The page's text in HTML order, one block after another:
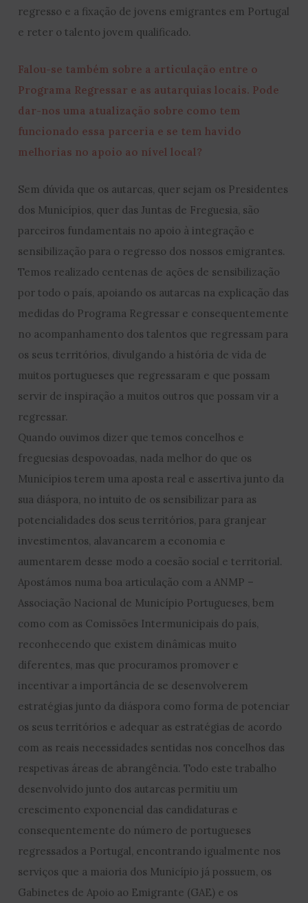
regresso e a fixação de jovens emigrantes em Portugal
e reter o talento jovem qualificado.
Falou-se também sobre a articulação entre o
Programa Regressar e as autarquias locais. Pode
dar-nos uma atualização sobre como tem
funcionado essa parceria e se tem havido
melhorias no apoio ao nível local?
Sem dúvida que os autarcas, quer sejam os Presidentes
dos Municípios, quer das Juntas de Freguesia, são
parceiros fundamentais no apoio à integração e
sensibilização para o regresso dos nossos emigrantes.
Temos realizado centenas de ações de sensibilização
por todo o país, apoiando os autarcas na explicação das
medidas do Programa Regressar e consequentemente
no acompanhamento dos talentos que regressam para
os seus territórios, divulgando a história de vida de
muitos portugueses que regressaram e que possam
servir de inspiração a muitos outros que possam vir a
regressar.
Quando ouvimos dizer que temos concelhos e
freguesias despovoadas, nada melhor do que os
Municípios terem uma aposta real e assertiva junto da
sua diáspora, no intuito de os sensibilizar para as
potencialidades dos seus territórios, para granjear
investimentos, alavancarem a economia e
aumentarem desse modo a coesão social e territorial.
Apostámos numa boa articulação com a ANMP –
Associação Nacional de Município Portugueses, bem
como com as Comissões Intermunicipais do país,
reconhecendo que existem dinâmicas muito
diferentes, mas que procuramos promover e
incentivar a importância de se desenvolverem
estratégias junto da diáspora como forma de potenciar
os seus territórios e adequar as estratégias de acordo
com as reais necessidades sentidas nos concelhos das
respetivas áreas de abrangência. Todo este trabalho
desenvolvido junto dos autarcas permitiu um
crescimento exponencial das candidaturas e
consequentemente do número de portugueses
regressados a Portugal, encontrando igualmente nos
serviços que a maioria dos Município já possuem, os
Gabinetes de Apoio ao Emigrante (GAE) e os